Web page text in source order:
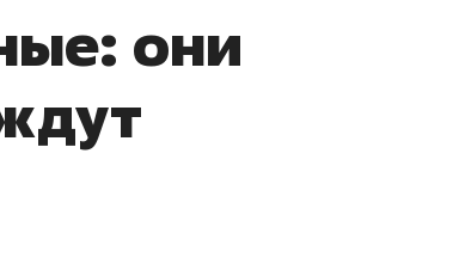
они
и чудных запросах мастеров